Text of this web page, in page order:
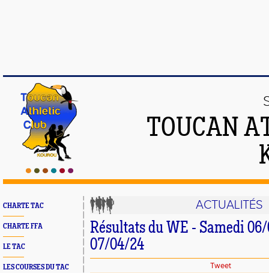
TOUCAN
CHARTE TAC
CHARTE FFA
LE TAC
LES COURSES DU TAC
ACTUALITÉS
Résultats du WE - Samedi
07/04/24
Tweet